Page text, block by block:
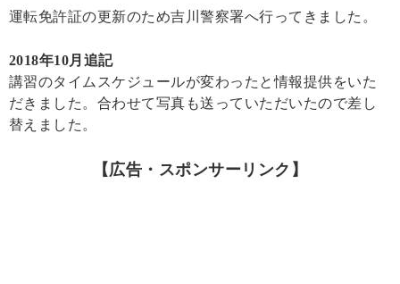
運転免許証の更新のため吉川警察署へ行ってきました。
2018年10月追記
講習のタイムスケジュールが変わったと情報提供をいた
だきました。合わせて写真も送っていただいたので差し
替えました。
【広告・スポンサーリンク】